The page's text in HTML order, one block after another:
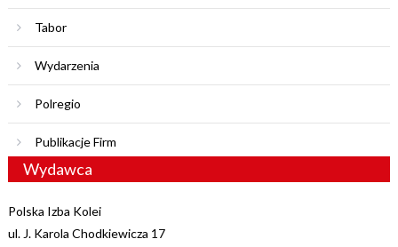
Tabor
Wydarzenia
Polregio
Publikacje Firm
Wydawca
Polska Izba Kolei
ul. J. Karola Chodkiewicza 17